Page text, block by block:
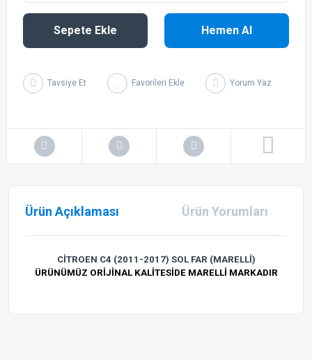
Sepete Ekle Hemen Al
Tavsiye Et Yorum Yaz
Ürün Açıklaması Ürün Yorumları
CİTROEN C4 (2011-2017) SOL FAR (MARELLİ)
ÜRÜNÜMÜZ ORİJİNAL KALİTESİDE MARELLİ MARKADIR